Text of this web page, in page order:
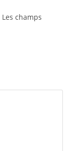
Les champs